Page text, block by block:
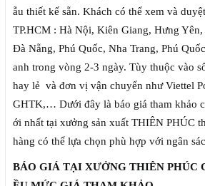
ẫu thiết kế sẵn. Khách có thể xem và
TP.HCM : Hà Nội, Kiên Giang, Hưng
Đà Nẵng, Phú Quốc, Nha Trang, Phú
anh trong vòng 2-3 ngày. Tùy thuộc vào
hay lẻ và đơn vị vận chuyển như Viettel
GHTK,… Dưới đây là báo giá tham khảo
ới nhất tại xưởng sản xuất THIÊN PHÚC
hàng có thể lựa chọn phù hợp với ngân
BÁO GIÁ TẠI XƯỞNG THIÊN PHÚC